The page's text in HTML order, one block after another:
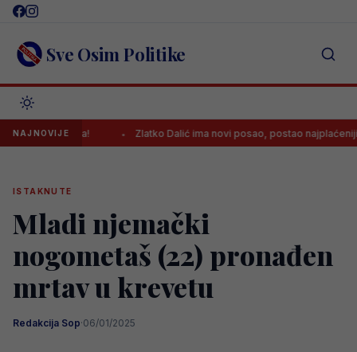
Skip
content Sve Osim Politike
NAJNOVIJE
eura! Zlatko Dalić ima novi posao, postao najplaćeniji
ISTAKNUTE
Mladi njemački
nogometaš (22) pronađen
mrtav u krevetu
Redakcija Sop·06/01/2025